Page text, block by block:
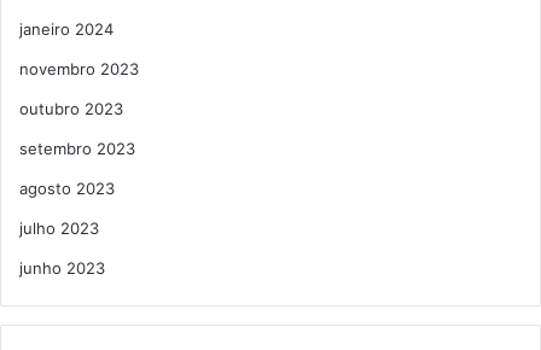
janeiro 2024
novembro 2023
outubro 2023
setembro 2023
agosto 2023
julho 2023
junho 2023